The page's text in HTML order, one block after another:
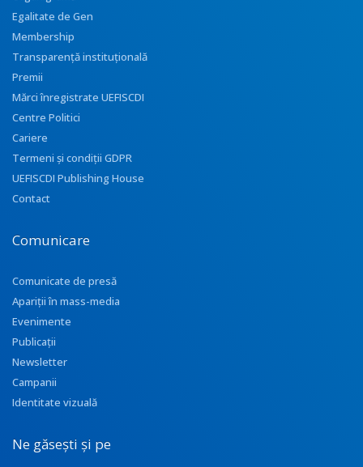
Egalitate de Gen
Membership
Transparenţă instituţională
Premii
Mărci înregistrate UEFISCDI
Centre Politici
Cariere
Termeni și condiții GDPR
UEFISCDI Publishing House
Contact
Comunicare
Comunicate de presă
Apariţii în mass-media
Evenimente
Publicații
Newsletter
Campanii
Identitate vizuală
Ne găsești și pe